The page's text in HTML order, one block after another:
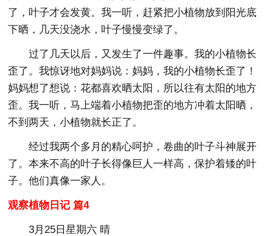
了，叶子才会发黄。我一听，赶紧把小植物放到阳光底
下晒，几天没浇水，叶子慢慢变绿了。
过了几天以后，又发生了一件趣事。我的小植物长
歪了。我惊讶地对妈妈说：妈妈，我的小植物长歪了！
妈妈想了想说：花都喜欢晒太阳，所以往有太阳的地方
歪。我一听，马上端着小植物把歪的地方冲着太阳晒，
不到两天，小植物就长正了。
经过我两个多月的精心呵护，卷曲的叶子斗神展开
了。本来不高的叶子长得像巨人一样高，保护着矮的叶
子。他们真像一家人。
观察植物日记 篇4
3月25日星期六 晴